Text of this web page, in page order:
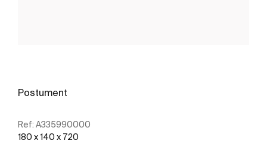
Postument
Ref: A335990000
180 x 140 x 720